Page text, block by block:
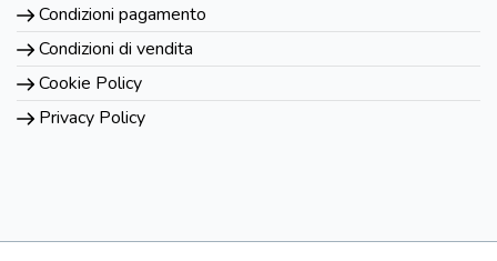
Condizioni pagamento
Condizioni di vendita
Cookie Policy
Privacy Policy